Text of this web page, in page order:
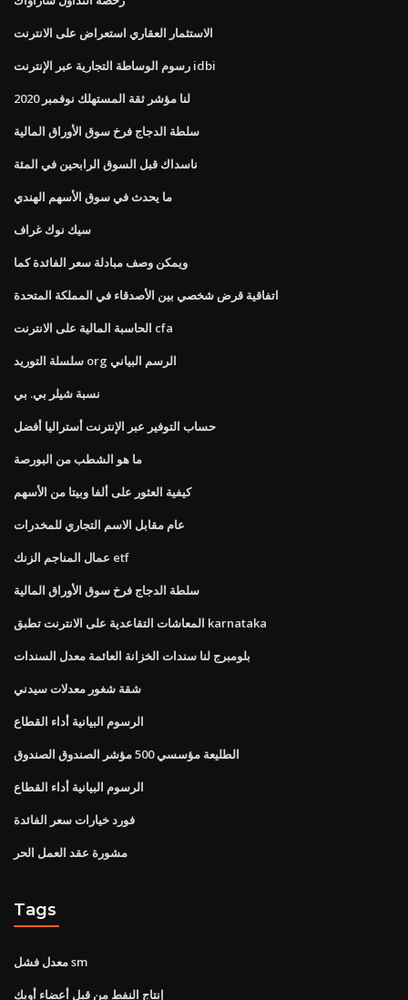
الاستثمار العقاري استعراض على الانترنت
رسوم الوساطة التجارية عبر الإنترنت idbi
لنا مؤشر ثقة المستهلك نوفمبر 2020
سلطة الدجاج فرخ سوق الأوراق المالية
ناسداك قبل السوق الرابحين في المئة
ما يحدث في سوق الأسهم الهندي
سيك نوك غراف
ويمكن وصف مبادلة سعر الفائدة كما
اتفاقية قرض شخصي بين الأصدقاء في المملكة المتحدة
الحاسبة المالية على الانترنت cfa
سلسلة التوريد org الرسم البياني
نسبة شيلر بي. بي
حساب التوفير عبر الإنترنت أستراليا أفضل
ما هو الشطب من البورصة
كيفية العثور على ألفا وبيتا من الأسهم
عام مقابل الاسم التجاري للمخدرات
عمال المناجم الزنك etf
سلطة الدجاج فرخ سوق الأوراق المالية
المعاشات التقاعدية على الانترنت تطبق karnataka
بلومبرج لنا سندات الخزانة العائمة معدل السندات
شقة شغور معدلات سيدني
الرسوم البيانية أداء القطاع
الطليعة مؤسسي 500 مؤشر الصندوق الصندوق
الرسوم البيانية أداء القطاع
فورد خيارات سعر الفائدة
مشورة عقد العمل الحر
Tags
معدل فشل sm
إنتاج النفط من قبل أعضاء أوبك